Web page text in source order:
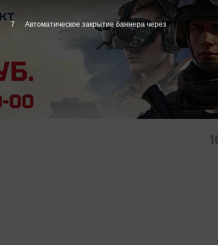
6 Автоматическое закрытие баннера через